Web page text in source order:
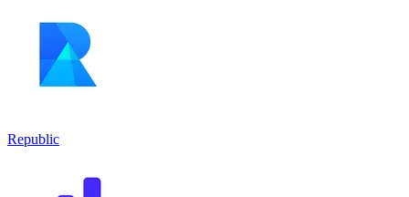
Republic